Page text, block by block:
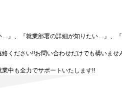
…』、『就業部署の詳細が知りたい…』、
ください!!お問い合わせだけでも構いませ
中も全力でサポートいたします!!